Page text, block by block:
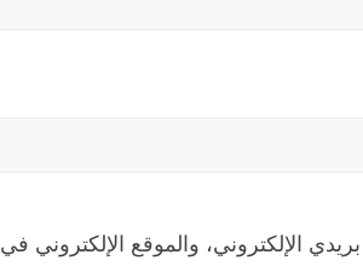
الإلكتروني، والموقع الإلكتروني